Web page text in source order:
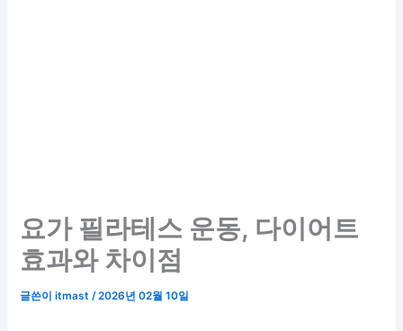
요가 필라테스 운동, 다이어트
효과와 차이점
글쓴이itmast/2026년 02월 10일